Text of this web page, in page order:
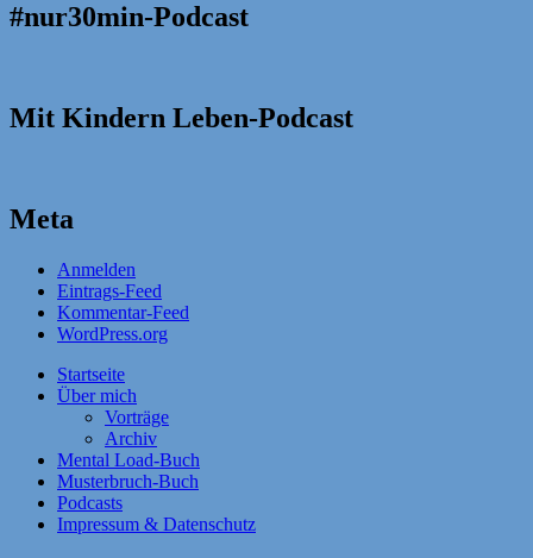
#nur30min-Podcast
Mit Kindern Leben-Podcast
Meta
Anmelden
Eintrags-Feed
Kommentar-Feed
WordPress.org
Startseite
Über mich
Vorträge
Archiv
Mental Load-Buch
Musterbruch-Buch
Podcasts
Impressum & Datenschutz